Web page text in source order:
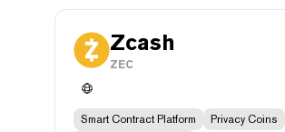
Zcash
ZEC
Smart Contract Platform Privacy Coins